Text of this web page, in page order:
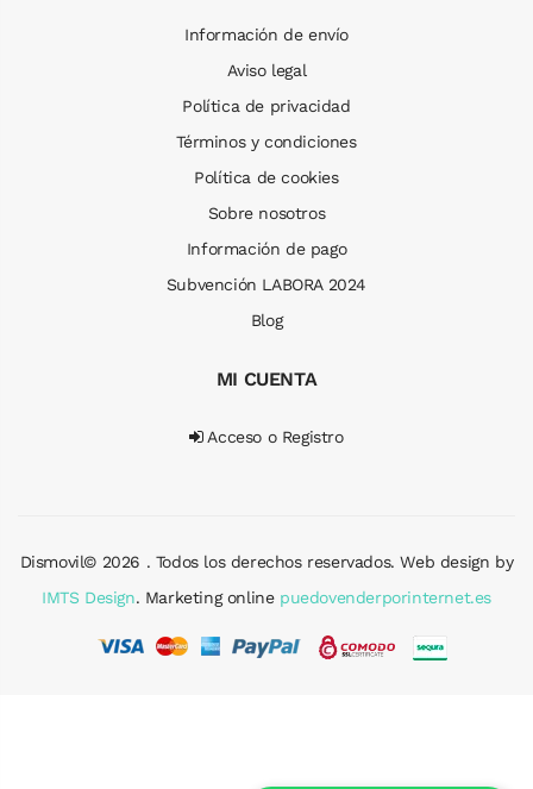
Información de envío
Aviso legal
Política de privacidad
Términos y condiciones
Política de cookies
Sobre nosotros
Información de pago
Subvención LABORA 2024
Blog
MI CUENTA
Acceso o Registro
Dismovil© 2026 . Todos los derechos reservados. Web design by
IMTS Design. Marketing online puedovenderporinternet.es